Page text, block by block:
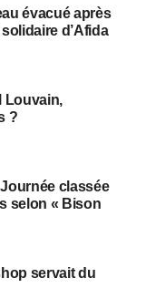
évacué après
d’Afida
Louvain,
?
classée
selon « Bison
servait du